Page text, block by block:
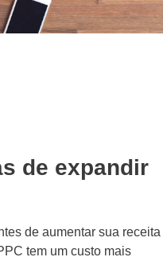
de expandir
de aumentar sua receita
tem um custo mais